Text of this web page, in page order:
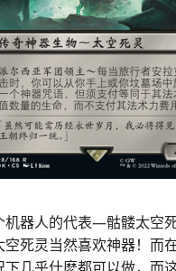
机器人的代表—骷髅太空
空死灵当然喜欢神器！而